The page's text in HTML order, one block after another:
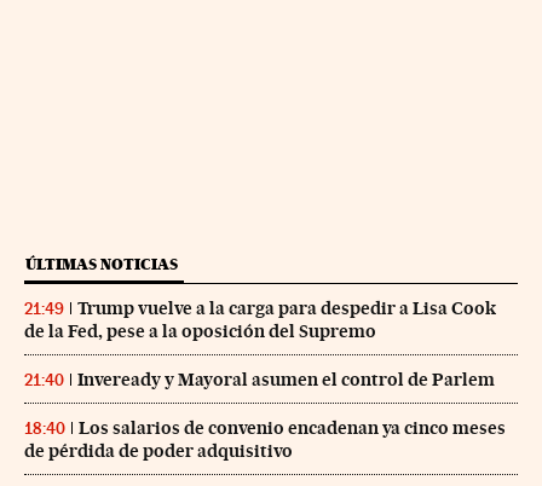
ÚLTIMAS NOTICIAS
21:49
Trump vuelve a la carga para despedir a Lisa Cook
de la Fed, pese a la oposición del Supremo
21:40 Inveready y Mayoral asumen el control de Parlem
18:40
Los salarios de convenio encadenan ya cinco meses
de pérdida de poder adquisitivo